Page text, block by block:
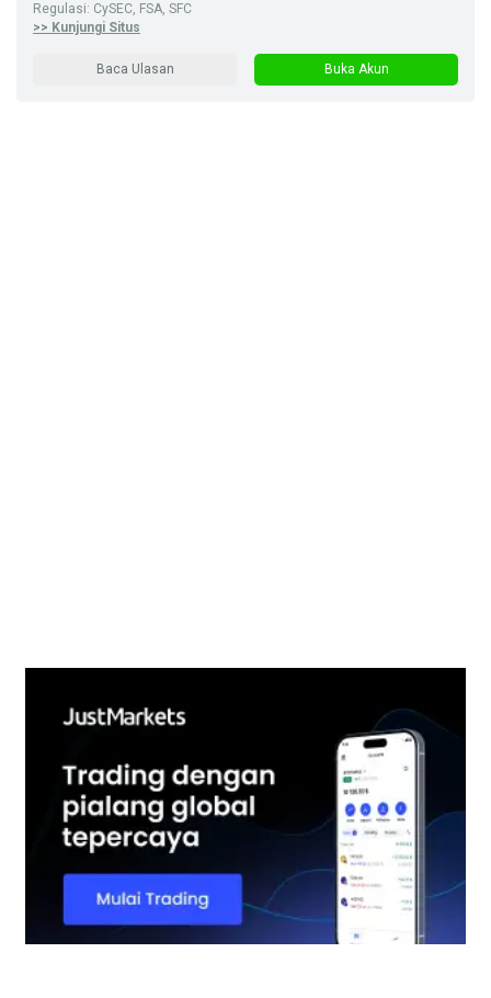
Regulasi: CySEC, FSA, SFC
>> Kunjungi Situs
Baca Ulasan Buka Akun